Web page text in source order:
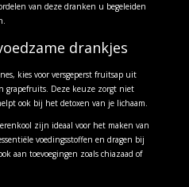
van deze dranken u begeleiden
drankjes
kies voor versgeperst fruitsap uit
grapefruits. Deze keuze zorgt niet
ook bij het detoxen van je lichaam.
zijn ideaal voor het maken van
voedingsstoffen en dragen bij
aan toevoegingen zoals chiazaad of